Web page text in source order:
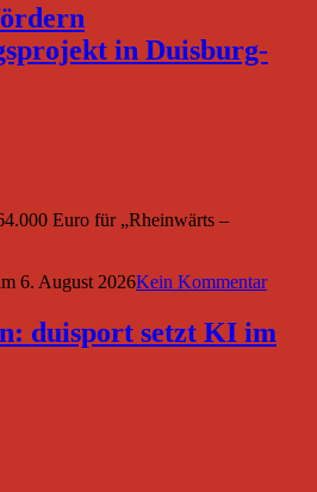
in Duisburg-
Euro für „Rheinwärts –
6. August 2026Kein Kommentar
duisport setzt KI im